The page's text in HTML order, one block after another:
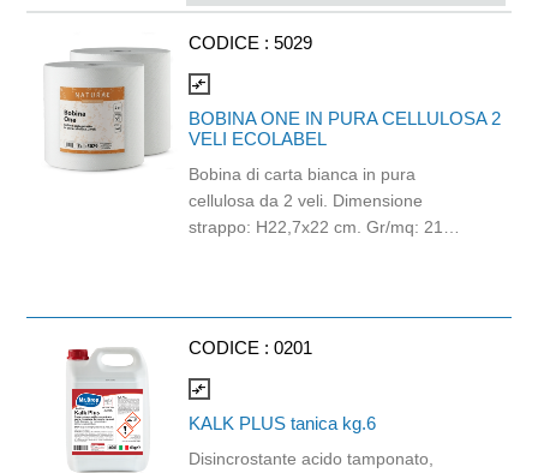
CODICE : 5029
compare_arrows
BOBINA ONE IN PURA CELLULOSA 2
VELI ECOLABEL
Bobina di carta bianca in pura
cellulosa da 2 veli. Dimensione
strappo: H22,7x22 cm. Gr/mq: 21
CODICE : 0201
compare_arrows
KALK PLUS tanica kg.6
Disincrostante acido tamponato,